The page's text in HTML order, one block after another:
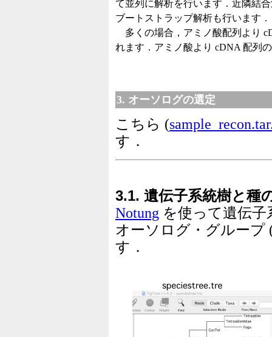
て並列に解析を行います．近隣結
ブートストラップ解析も行います．
多くの場合，アミノ酸配列より
れます．アミノ酸より cDNA 配列
3. オーソログの選定
こちら (
す．
3.1. 遺伝子系統樹と種
Notung を使って遺伝
オーソログ・グループ
す．